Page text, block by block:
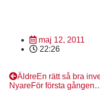
maj 12, 2011
22:26
ÄldreEn rätt så bra
NyareFör första